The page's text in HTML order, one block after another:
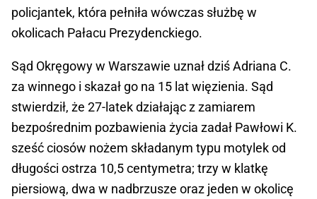
policjantek, która pełniła wówczas służbę w
okolicach Pałacu Prezydenckiego.
Sąd Okręgowy w Warszawie uznał dziś Adriana C.
za winnego i skazał go na 15 lat więzienia. Sąd
stwierdził, że 27-latek działając z zamiarem
bezpośrednim pozbawienia życia zadał Pawłowi K.
sześć ciosów nożem składanym typu motylek od
długości ostrza 10,5 centymetra; trzy w klatkę
piersiową, dwa w nadbrzusze oraz jeden w okolicę